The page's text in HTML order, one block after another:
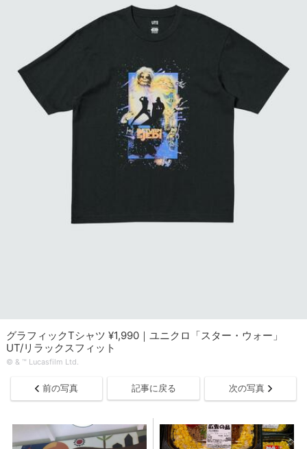
グラフィックTシャツ ¥1,990｜ユニクロ「スター・ウォー」
UT/リラックスフィット
© & ™ Lucasfilm Ltd.
前の写真 記事に戻る 次の写真